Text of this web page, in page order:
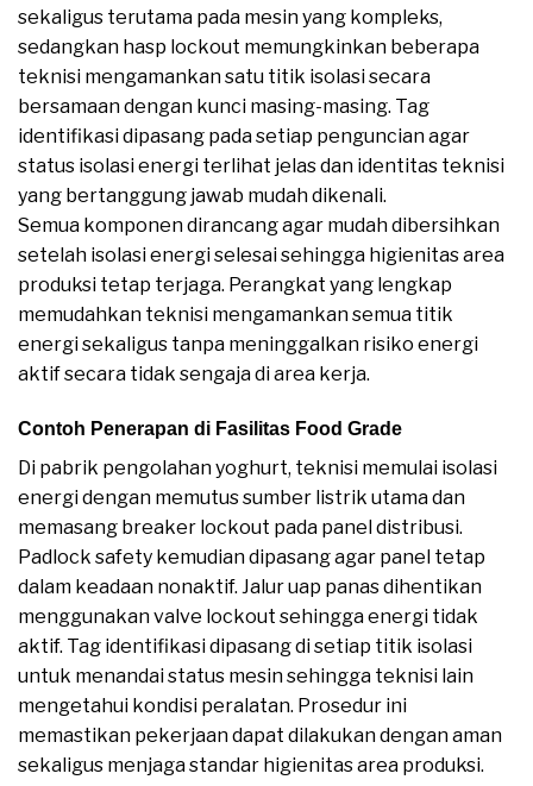
sekaligus terutama pada mesin yang kompleks,
sedangkan hasp lockout memungkinkan beberapa
teknisi mengamankan satu titik isolasi secara
bersamaan dengan kunci masing-masing. Tag
identifikasi dipasang pada setiap penguncian agar
status isolasi energi terlihat jelas dan identitas teknisi
yang bertanggung jawab mudah dikenali.
Semua komponen dirancang agar mudah dibersihkan
setelah isolasi energi selesai sehingga higienitas area
produksi tetap terjaga. Perangkat yang lengkap
memudahkan teknisi mengamankan semua titik
energi sekaligus tanpa meninggalkan risiko energi
aktif secara tidak sengaja di area kerja.
Contoh Penerapan di Fasilitas Food Grade
Di pabrik pengolahan yoghurt, teknisi memulai isolasi
energi dengan memutus sumber listrik utama dan
memasang breaker lockout pada panel distribusi.
Padlock safety kemudian dipasang agar panel tetap
dalam keadaan nonaktif. Jalur uap panas dihentikan
menggunakan valve lockout sehingga energi tidak
aktif. Tag identifikasi dipasang di setiap titik isolasi
untuk menandai status mesin sehingga teknisi lain
mengetahui kondisi peralatan. Prosedur ini
memastikan pekerjaan dapat dilakukan dengan aman
sekaligus menjaga standar higienitas area produksi.